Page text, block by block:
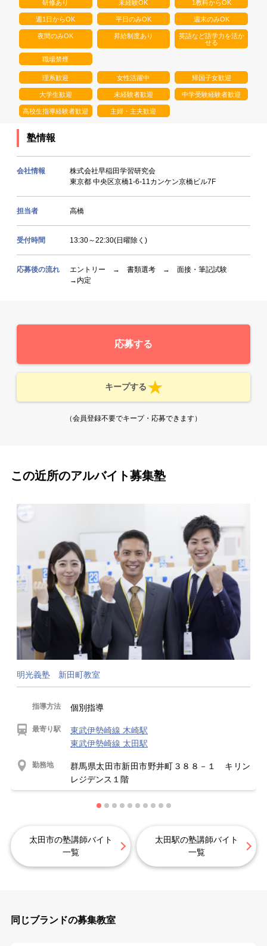
研修あり 未経験OK 1教科からOK
週1日からOK 平日のみOK 週末のみOK
夜間のみOK 昇給制度あり
英語など語学力を活か
せる
職場禁煙
理系歓迎 女性活躍中 帰国子女歓迎
大学生歓迎 未経験者歓迎 中学受験経験者歓迎
高校生指導経験者歓迎 主婦・主夫歓迎
塾情報
会社情報
株式会社早稲田学習研究会
東京都 中央区京橋1-6-11カンケン京橋ビル7F
担当者 高橋
受付時間 13:30～22:30(日曜除く)
応募後の流れ
エントリー → 書類選考 → 面接・筆記試験
→内定
応募する
キープする
（会員登録不要でキープ・応募できます）
この近所のアルバイト募集塾
明光義塾 新田町教室
指導方法 個別指導
最寄り駅
東武伊勢崎線 木崎駅
東武伊勢崎線 太田駅
勤務地
群馬県太田市新田市野井町３８８－１ キリン
レジデンス１階
太田市の塾講師バイト
一覧
太田駅の塾講師バイト
一覧
同じブランドの募集教室